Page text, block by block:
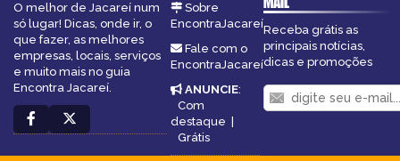
O melhor de Jacareí num
só lugar! Dicas, onde ir, o
que fazer, as melhores
empresas, locais, serviços
e muito mais no guia
Encontra Jacareí.
Sobre
EncontraJacareí
Fale com o
EncontraJacareí
ANUNCIE:
Com
destaque |
Grátis
Receba grátis as
principais notícias,
dicas e promoções